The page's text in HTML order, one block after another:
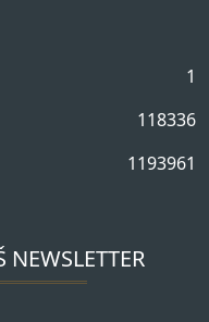
1
118336
1193961
NEWSLETTER